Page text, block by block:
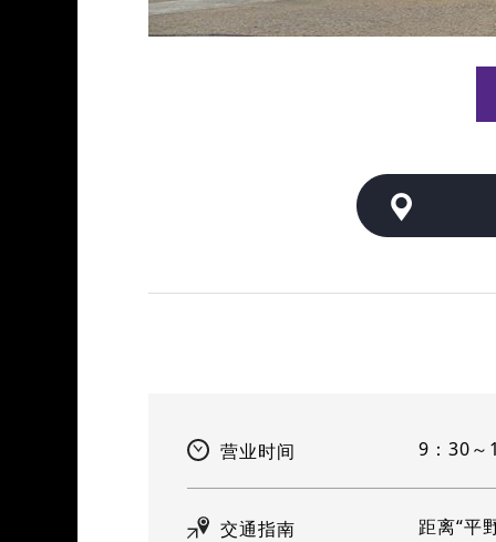
营业时间 9：30～
交通指南 距离“平